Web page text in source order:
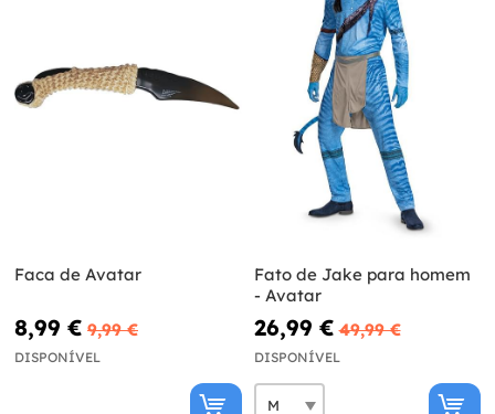
Faca de Avatar
8,99 € 9,99 €
DISPONÍVEL
Fato de Jake para homem
- Avatar
26,99 € 49,99 €
DISPONÍVEL